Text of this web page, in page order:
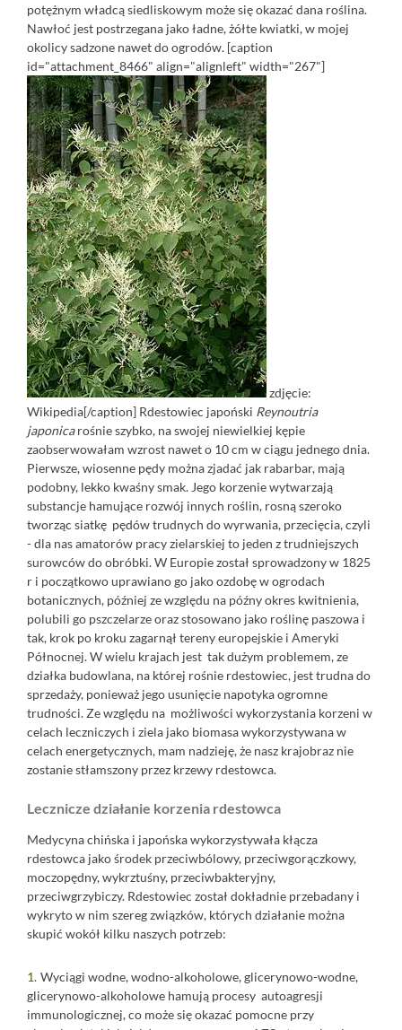
potężnym władcą siedliskowym może się okazać dana roślina.
Nawłoć jest postrzegana jako ładne, żółte kwiatki, w mojej
okolicy sadzone nawet do ogrodów. [caption
id="attachment_8466" align="alignleft" width="267"]
zdjęcie:
Wikipedia[/caption] Rdestowiec japoński Reynoutria
japonicarośnie szybko, na swojej niewielkiej kępie
zaobserwowałam wzrost nawet o 10 cm w ciągu jednego dnia.
Pierwsze, wiosenne pędy można zjadać jak rabarbar, mają
podobny, lekko kwaśny smak. Jego korzenie wytwarzają
substancje hamujące rozwój innych roślin, rosną szeroko
tworząc siatkę pędów trudnych do wyrwania, przecięcia, czyli
- dla nas amatorów pracy zielarskiej to jeden z trudniejszych
surowców do obróbki. W Europie został sprowadzony w 1825
r i początkowo uprawiano go jako ozdobę w ogrodach
botanicznych, później ze względu na późny okres kwitnienia,
polubili go pszczelarze oraz stosowano jako roślinę paszowa i
tak, krok po kroku zagarnął tereny europejskie i Ameryki
Północnej. W wielu krajach jest tak dużym problemem, ze
działka budowlana, na której rośnie rdestowiec, jest trudna do
sprzedaży, ponieważ jego usunięcie napotyka ogromne
trudności. Ze względu na możliwości wykorzystania korzeni w
celach leczniczych i ziela jako biomasa wykorzystywana w
celach energetycznych, mam nadzieję, że nasz krajobraz nie
zostanie stłamszony przez krzewy rdestowca.
Lecznicze działanie korzenia rdestowca
Medycyna chińska i japońska wykorzystywała kłącza
rdestowca jako środek przeciwbólowy, przeciwgorączkowy,
moczopędny, wykrztuśny, przeciwbakteryjny,
przeciwgrzybiczy. Rdestowiec został dokładnie przebadany i
wykryto w nim szereg związków, których działanie można
skupić wokół kilku naszych potrzeb:
Wyciągi wodne, wodno-alkoholowe, glicerynowo-wodne,
glicerynowo-alkoholowe hamują procesy autoagresji
immunologicznej, co może się okazać pomocne przy